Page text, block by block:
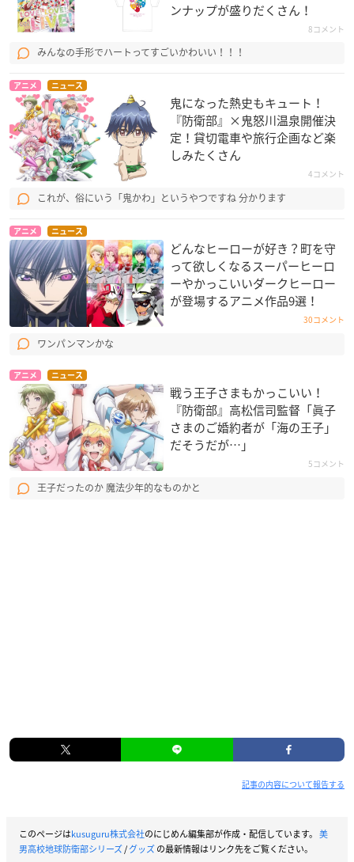
ンナップが盛りだくさん！
8コメント
みんなの手形でハートってすごいかわいい！！！
アニメ ニュース
鬼になった熱史もキュート！
『防衛部』×鬼怒川温泉開催決
定！貸切電車や旅行企画など楽
しみたくさん
4コメント
これが、俗にいう「鬼かわ」というやつですね 分かります
アニメ ニュース
どんなヒーローが好き？町を守
って欲しくなるスーパーヒーロ
ーやかっこいいダークヒーロー
が登場するアニメ作品9選！
30コメント
ワンパンマンかな
アニメ ニュース
戦う王子さまもかっこいい！
『防衛部』高松信司監督「眞子
さまのご婚約者が「海の王子」
だそうだが…」
5コメント
王子だったのか 魔法少年的なものかと
記事の内容について報告する
このページはkusuguru株式会社のにじめん編集部が作成・配信しています。 美
男高校地球防衛部シリーズ/グッズの最新情報はリンク先をご覧ください。